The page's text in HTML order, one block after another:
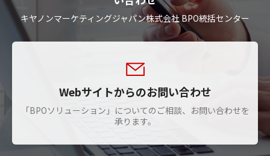
キヤノンマーケティングジャパン株式会社 BPO統括センター
Webサイトからのお問い合わせ
「BPOソリューション」についてのご相談、お問い合わせを
承ります。